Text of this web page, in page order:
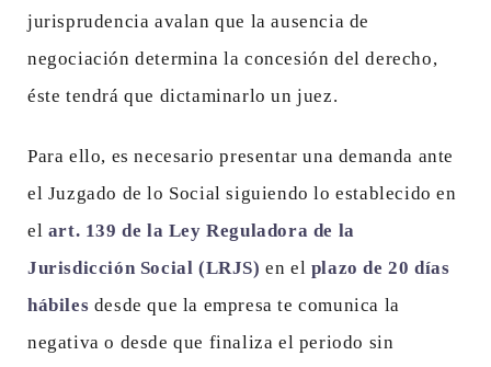
jurisprudencia avalan que la ausencia de
negociación determina la concesión del derecho,
éste tendrá que dictaminarlo un juez.
Para ello, es necesario presentar una demanda ante
el Juzgado de lo Social siguiendo lo establecido en
el art. 139 de la Ley Reguladora de la
Jurisdicción Social (LRJS) en el plazo de 20 días
hábiles desde que la empresa te comunica la
negativa o desde que finaliza el periodo sin